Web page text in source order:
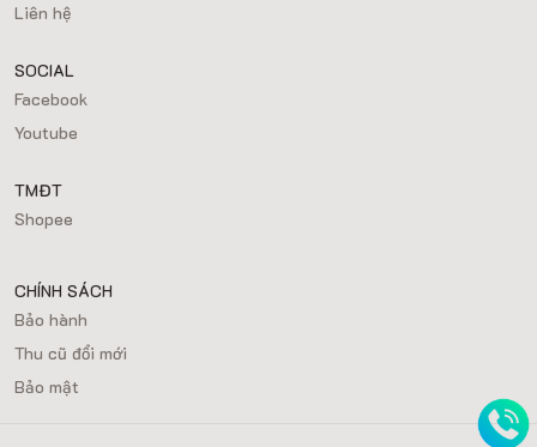
Liên hệ
SOCIAL
Facebook
Youtube
TMĐT
Shopee
CHÍNH SÁCH
Bảo hành
Thu cũ đổi mới
Bảo mật